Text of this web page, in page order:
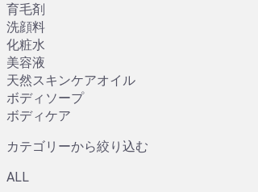
育毛剤
洗顔料
化粧水
美容液
天然スキンケアオイル
ボディソープ
ボディケア
カテゴリーから絞り込む
ALL